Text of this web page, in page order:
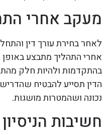
מעקב אחרי
לאחר בחירת עורך דין
אחרי התהליך מתבצע באופן
בהתקדמות ולהיות חלק
הדין תסייע להבטיח
נכונה ושהמטרות מושגות.
חשיבות